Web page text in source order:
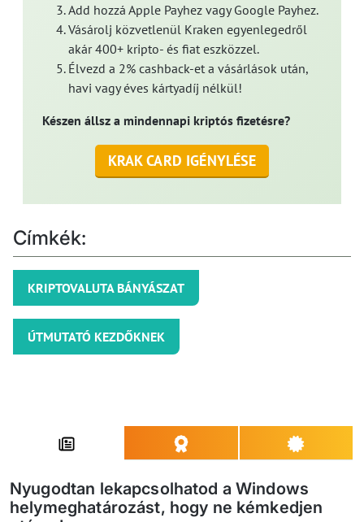
Add hozzá Apple Payhez vagy Google Payhez.
Vásárolj közvetlenül Kraken egyenlegedről
akár 400+ kripto- és fiat eszközzel.
Élvezd a 2% cashback-et a vásárlások után,
havi vagy éves kártyadíj nélkül!
Készen állsz a mindennapi kriptós fizetésre?
KRAK CARD IGÉNYLÉSE
Címkék:
KRIPTOVALUTA BÁNYÁSZAT
ÚTMUTATÓ KEZDŐKNEK
Nyugodtan lekapcsolhatod a Windows
helymeghatározást, hogy ne kémkedjen